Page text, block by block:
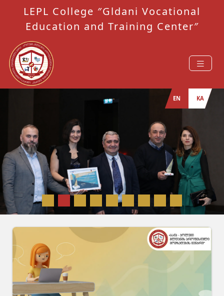
LEPL College ″Gldani Vocational
Education and Training Center″
EN KA